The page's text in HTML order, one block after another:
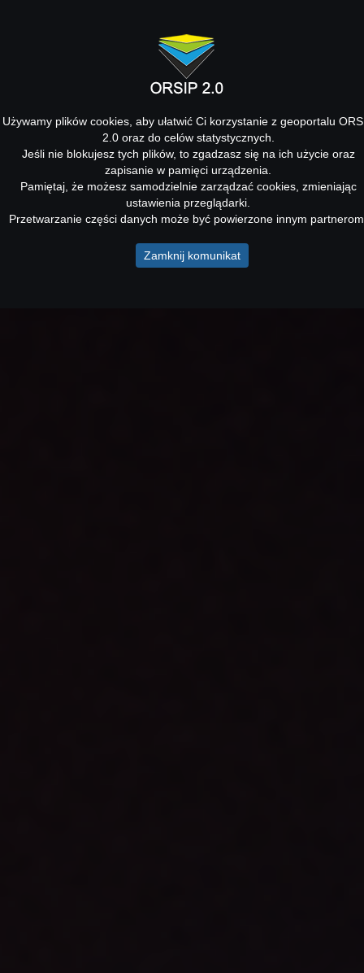
Używamy plików cookies, aby ułatwić Ci korzystanie z geoportalu
2.0 oraz do celów statystycznych.
Jeśli nie blokujesz tych plików, to zgadzasz się na ich użycie oraz
zapisanie w pamięci urządzenia.
Pamiętaj, że możesz samodzielnie zarządzać cookies, zmieniając
ustawienia przeglądarki.
Przetwarzanie części danych może być powierzone innym
Zamknij komunikat